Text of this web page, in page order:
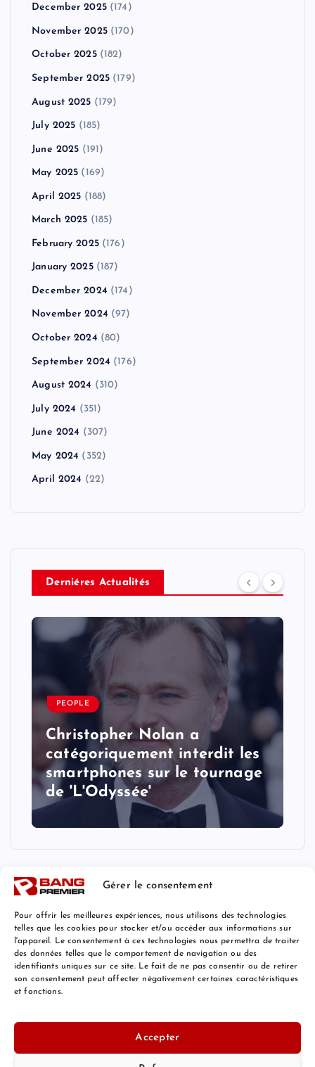
Gérer le consentement
Pour offrir les meilleures expériences, nous utilisons des technologies
telles que les cookies pour stocker et/ou accéder aux informations sur
l'appareil. Le consentement à ces technologies nous permettra de traiter
des données telles que le comportement de navigation ou des
identifiants uniques sur ce site. Le fait de ne pas consentir ou de retirer
son consentement peut affecter négativement certaines caractéristiques
et fonctions.
Accepter
December 2025(174)
November 2025(170)
October 2025(182)
September 2025 (179)
August 2025 (179)
July 2025 (185)
June 2025 (191)
May 2025 (169)
April 2025 (188)
March 2025 (185)
February 2025(176)
January 2025(187)
December 2024 (174)
November 2024 (97)
October 2024 (80)
September 2024 (176)
August 2024 (310)
July 2024 (351)
June 2024 (307)
May 2024 (352)
April 2024 (22)
Derniéres Actualités
PEOPLE
Christopher Nolan a
catégoriquement interdit les
smartphones sur le tournage
de 'L'Odyssée'
Mentions Légales